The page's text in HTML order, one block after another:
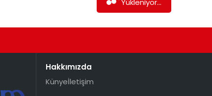
Hakkımızda
Künyeİletişim